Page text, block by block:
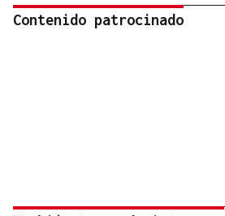
Contenido patrocinado